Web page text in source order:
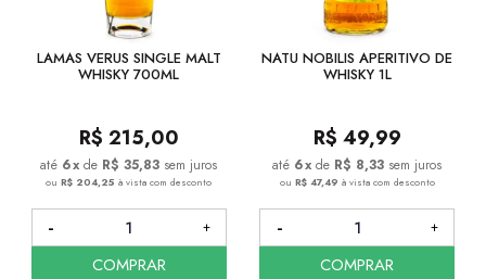
LAMAS VERUS SINGLE MALT
WHISKY 700ML
R$ 215,00
6x de R$ 35,83 sem juros
ouR$ 204,25à vista com desconto
COMPRAR
NATU NOBILIS APERITIVO DE
WHISKY 1L
R$ 49,99
6x de R$ 8,33 sem juros
ou R$ 47,49 à vista com desconto
COMPRAR